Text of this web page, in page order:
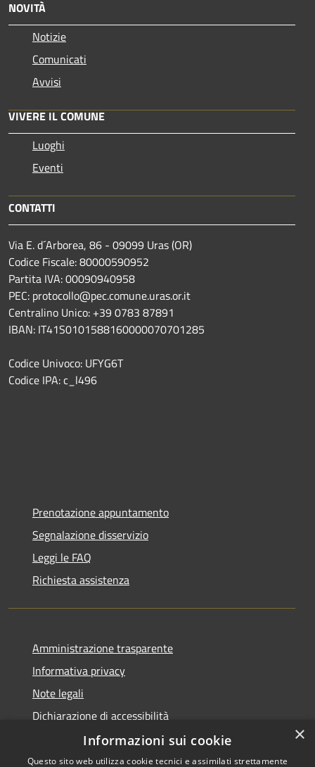
NOVITÀ
Notizie
Comunicati
Avvisi
VIVERE IL COMUNE
Luoghi
Eventi
CONTATTI
Via E. d´Arborea, 86 - 09099 Uras (OR)
Codice Fiscale: 80000590952
Partita IVA: 00090940958
PEC: protocollo@pec.comune.uras.or.it
Centralino Unico: +39 0783 87891
IBAN: IT41S0101588160000070701285
Codice Univoco: UFYG6T
Codice IPA: c_l496
Prenotazione appuntamento
Segnalazione disservizio
Leggi le FAQ
Richiesta assistenza
Amministrazione trasparente
Informativa privacy
Note legali
Dichiarazione di accessibilità
×
Informazioni sui cookie
Questo sito web utilizza cookie tecnici e assimilati strettamente